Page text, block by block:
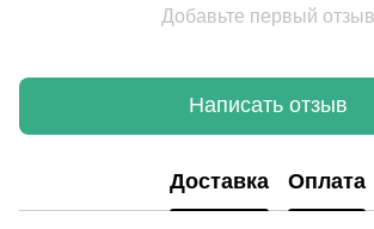
Добавьте первый отзыв
Написать отзыв
Доставка Оплата